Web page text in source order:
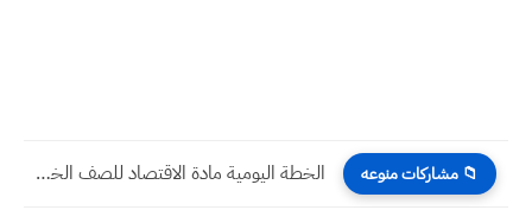
📁 مشاركات منوعه الخطة اليومية مادة الاقتصاد للصف الخامس الادبي